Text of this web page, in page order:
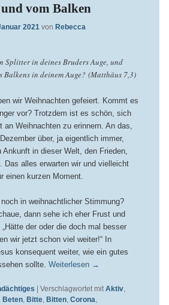
vom Balken
2021 von Rebecca
Splitter in deines Bruders Auge, und
Balkens in deinem Auge? (Matthäus 7,3)
wir Weihnachten gefeiert. Kommt es
vor? Trotzdem ist es schön, sich
an Weihnachten zu erinnern. An das,
über, ja eigentlich immer,
Ankunft in dieser Welt, den Frieden,
Das alles erwarten wir und vielleicht
einen kurzen Moment.
in weihnachtlicher Stimmung?
dann sehe ich eher Frust und
der oder die doch mal besser
wir jetzt schon viel weiter!“ In
konsequent weiter, wie ein gutes
sollte. Weiterlesen →
| Verschlagwortet mit Aktiv,
Beten, Bitte, Bitten, Corona